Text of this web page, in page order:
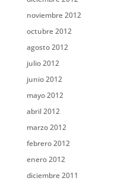
noviembre 2012
octubre 2012
agosto 2012
julio 2012
junio 2012
mayo 2012
abril 2012
marzo 2012
febrero 2012
enero 2012
diciembre 2011